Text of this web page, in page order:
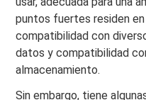
puntos fuertes residen
compatibilidad con
datos y compatibilidad
almacenamiento.
Sin embargo, tiene